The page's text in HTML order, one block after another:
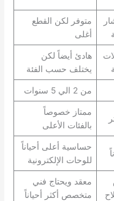
متوفر لكن القطع
أغلى
هادئ أيضاً لكن
يختلف حسب الفئة
من 2 الي 5 سنوات
ممتاز خصوصاً
بالفئات الأعلى
حساسية أعلى أحياناً
للوحات الإلكترونية
معقد ويحتاج فني
متخصص أكثر أحياناً